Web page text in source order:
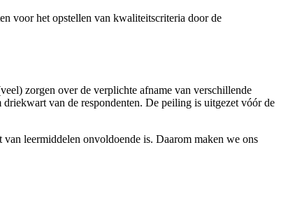
voor het opstellen van kwaliteitscriteria door de
zorgen over de verplichte afname van verschillende
van de respondenten. De peiling is uitgezet vóór de
leermiddelen onvoldoende is. Daarom maken we ons